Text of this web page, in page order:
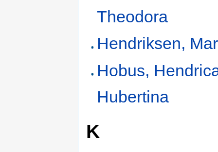
Theodora
Hendriksen,
Hobus,
Hubertina
K